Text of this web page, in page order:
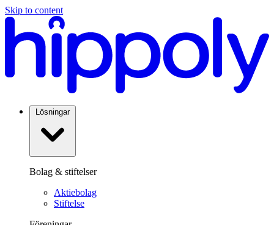
Skip to content
Lösningar
Bolag & stiftelser
Aktiebolag
Stiftelse